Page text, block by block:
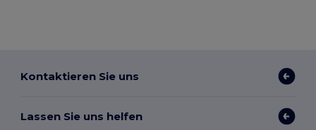
Kontaktieren Sie uns
Lassen Sie uns helfen